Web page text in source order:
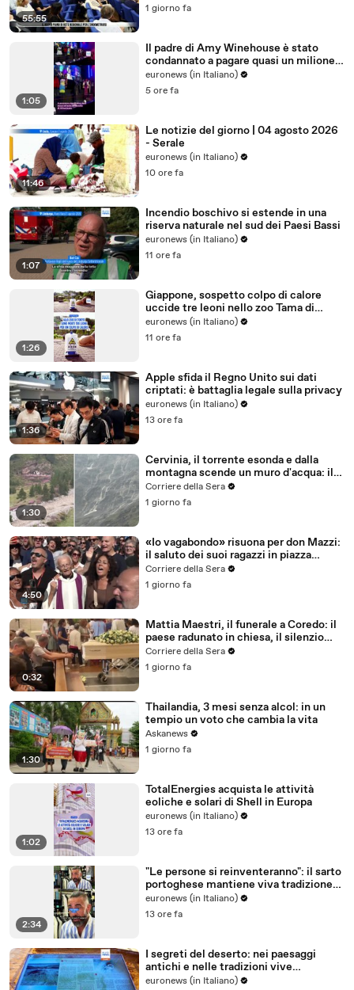
55:55
1 giorno fa
1:05
Il padre di Amy Winehouse è stato
condannato a pagare quasi un milione
di sterline alle amiche
euronews (in Italiano)
5 ore fa
11:46
Le notizie del giorno | 04 agosto 2026
- Serale
euronews (in Italiano)
10 ore fa
1:07
Incendio boschivo si estende in una
riserva naturale nel sud dei Paesi Bassi
euronews (in Italiano)
11 ore fa
1:26
Giappone, sospetto colpo di calore
uccide tre leoni nello zoo Tama di
Tokyo
euronews (in Italiano)
11 ore fa
1:36
Apple sfida il Regno Unito sui dati
criptati: è battaglia legale sulla privacy
euronews (in Italiano)
13 ore fa
1:30
Cervinia, il torrente esonda e dalla
montagna scende un muro d'acqua: il
video del nubifragio
Corriere della Sera
1 giorno fa
4:50
«Io vagabondo» risuona per don Mazzi:
il saluto dei suoi ragazzi in piazza
Sant'Ambrogio
Corriere della Sera
1 giorno fa
0:32
Mattia Maestri, il funerale a Coredo: il
paese radunato in chiesa, il silenzio
della famiglia, gli abbracci
Corriere della Sera
1 giorno fa
1:30
Thailandia, 3 mesi senza alcol: in un
tempio un voto che cambia la vita
Askanews
1 giorno fa
1:02
TotalEnergies acquista le attività
eoliche e solari di Shell in Europa
euronews (in Italiano)
13 ore fa
2:34
"Le persone si reinventeranno": il sarto
portoghese mantiene viva tradizione
degli abiti su misura
euronews (in Italiano)
13 ore fa
I segreti del deserto: nei paesaggi
antichi e nelle tradizioni vive
dell'Uzbekistan
euronews (in Italiano)